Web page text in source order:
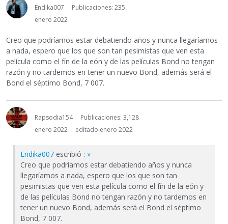
Endika007
Publicaciones: 235
enero 2022
Creo que podríamos estar debatiendo años y nunca llegaríamos
a nada, espero que los que son tan pesimistas que ven esta
película como el fín de la eón y de las películas Bond no tengan
razón y no tardemos en tener un nuevo Bond, además será el
Bond el séptimo Bond, 7 007.
Rapsodia154
Publicaciones: 3,128
enero 2022
editado enero 2022
Endika007 escribió : »
Creo que podríamos estar debatiendo años y nunca
llegaríamos a nada, espero que los que son tan
pesimistas que ven esta película como el fín de la eón y
de las películas Bond no tengan razón y no tardemos en
tener un nuevo Bond, además será el Bond el séptimo
Bond, 7 007.